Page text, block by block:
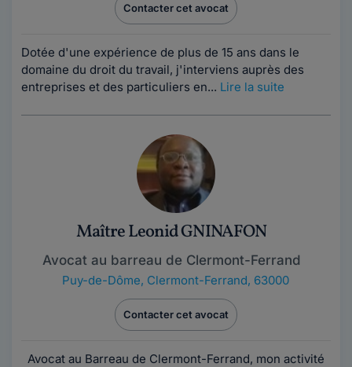
Contacter cet avocat
Dotée d'une expérience de plus de 15 ans dans le
domaine du droit du travail, j'interviens auprès des
entreprises et des particuliers en... Lire la suite
Maître Leonid GNINAFON
Avocat au barreau de Clermont-Ferrand
Puy-de-Dôme, Clermont-Ferrand, 63000
Contacter cet avocat
Avocat au Barreau de Clermont-Ferrand, mon activité